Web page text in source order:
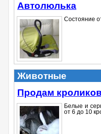
Автолюлька
Состояние
Животные
Продам
Белые и
от 6 до 10